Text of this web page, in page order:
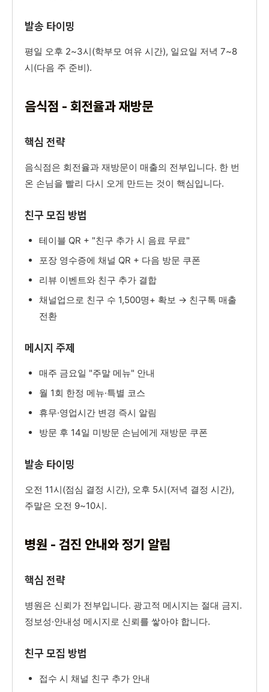
발송 타이밍
평일 오후 2~3시(학부모 여유 시간), 일요일 저녁 7~8
시(다음 주 준비).
음식점 - 회전율과 재방문
핵심 전략
음식점은 회전율과 재방문이 매출의 전부입니다. 한 번
온 손님을 빨리 다시 오게 만드는 것이 핵심입니다.
친구 모집 방법
테이블 QR + "친구 추가 시 음료 무료"
포장 영수증에 채널 QR + 다음 방문 쿠폰
리뷰 이벤트와 친구 추가 결합
채널업으로 친구 수 1,500명+ 확보 → 친구톡 매출
전환
메시지 주제
매주 금요일 "주말 메뉴" 안내
월 1회 한정 메뉴·특별 코스
휴무·영업시간 변경 즉시 알림
방문 후 14일 미방문 손님에게 재방문 쿠폰
발송 타이밍
오전 11시(점심 결정 시간), 오후 5시(저녁 결정 시간),
주말은 오전 9~10시.
병원 - 검진 안내와 정기 알림
핵심 전략
병원은 신뢰가 전부입니다. 광고적 메시지는 절대 금지.
정보성·안내성 메시지로 신뢰를 쌓아야 합니다.
친구 모집 방법
접수 시 채널 친구 추가 안내